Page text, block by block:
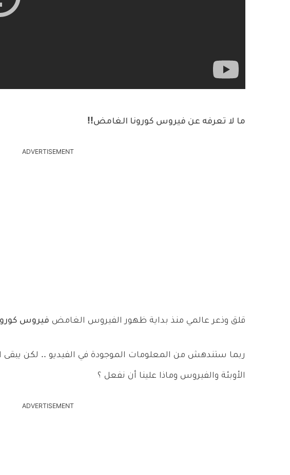
ما لا تعرفه عن فيروس كورونا الغامض!!
ADVERTISEMENT
قلق وذعر عالمي منذ بداية ظهور الفيروس الغامض فيروس
ربما ستندهش من المعلومات الموجودة في الفيديو .. لكن
الأوبئة والفيروس وماذا علينا أن نفعل ؟
ADVERTISEMENT